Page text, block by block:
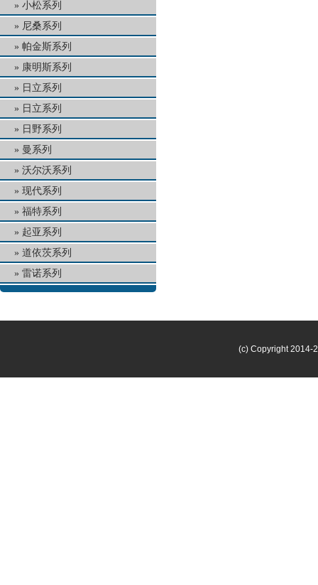
小松系列
尼桑系列
帕金斯系列
康明斯系列
日立系列
日立系列
日野系列
曼系列
沃尔沃系列
现代系列
福特系列
起亚系列
道依茨系列
雷诺系列
(c) Copyright 2014-